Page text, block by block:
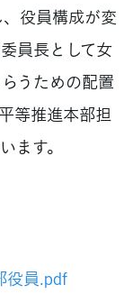
役員構成が変
員長として女
うための配置
等推進本部担
ます。
役員.pdf